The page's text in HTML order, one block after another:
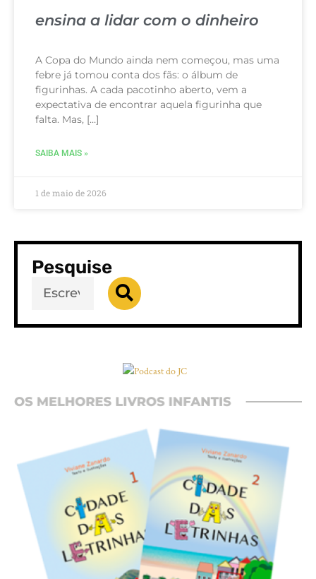
ensina a lidar com o dinheiro
A Copa do Mundo ainda nem começou, mas uma
febre já tomou conta dos fãs: o álbum de
figurinhas. A cada pacotinho aberto, vem a
expectativa de encontrar aquela figurinha que
falta. Mas, […]
SAIBA MAIS »
1 de maio de 2026
Pesquise